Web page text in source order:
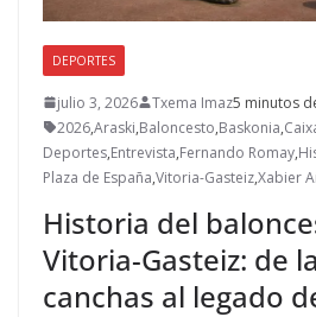
DEPORTES
julio 3, 2026 Txema Imaz5 minutos
2026,Araski,Baloncesto,Baskonia,
Deportes,Entrevista,Fernando Romay,
Plaza de España,Vitoria-Gasteiz,Xabier
Historia del
Vitoria-Gasteiz: de
canchas al legado